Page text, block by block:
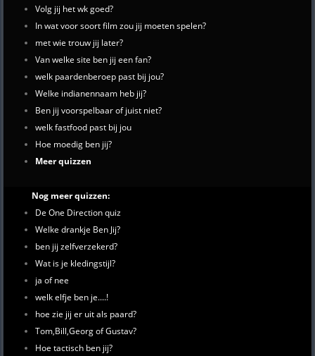
Volg jij het wk goed?
In wat voor soort film zou jij moeten spelen?
met wie trouw jij later?
Van welke site ben jij een fan?
welk paardenberoep past bij jou?
Welke indianennaam heb jij?
Ben jij voorspelbaar of juist niet?
welk fastfood past bij jou
Hoe moedig ben jij?
Meer quizzen
Nog meer quizzen:
De One Direction quiz
Welke drankje Ben Jij?
ben jij zelfverzekerd?
Wat is je kledingstijl?
ja of nee
welk elfje ben je....!
hoe zie jij er uit als paard?
Tom,Bill,Georg of Gustav?
Hoe tactisch ben jij?